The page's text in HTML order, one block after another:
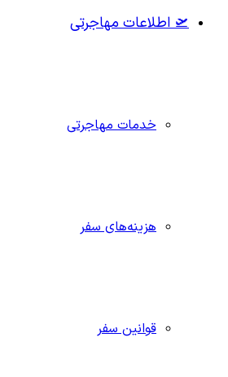
🛫 اطلاعات مهاجرتی
خدمات مهاجرتی
هزینه‌های سفر
قوانین سفر